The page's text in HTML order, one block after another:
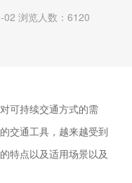
02 浏览人数：6120
可持续交通方式的需
交通工具，越来越受到
特点以及适用场景以及